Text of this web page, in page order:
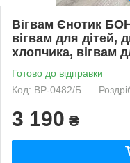
Вігвам Єнотик
вігвам для дітей,
хлопчика, вігвам
Готово до відправки
Код: ВР-0482/Б
3 190 ₴